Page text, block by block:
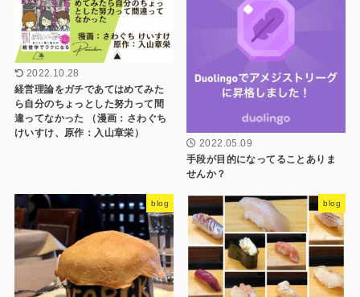
2022.10.28
経営理論をガチであてはめてみた
ら自分のちょっとした努力って間
違ってなかった （漫画：さわぐち
けいすけ、原作：入山章栄）
2022.05.09
手段が目的になってることありま
せんか？
blog blog